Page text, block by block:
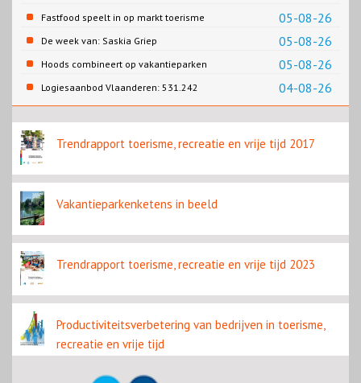
Cao-recreatie 05-08-26
Fastfood speelt in op markt toerisme
05-08-26
De week van: Saskia Griep
05-08-26
Hoods combineert op vakantieparken
recreatie en wonen
04-08-26
Logiesaanbod Vlaanderen: 531.242
slaapplaatsen
Trendrapport toerisme, recreatie en vrije tijd 2017
Vakantieparkenketens in beeld
Trendrapport toerisme, recreatie en vrije tijd 2023
Productiviteitsverbetering van bedrijven in toerisme,
recreatie en vrije tijd